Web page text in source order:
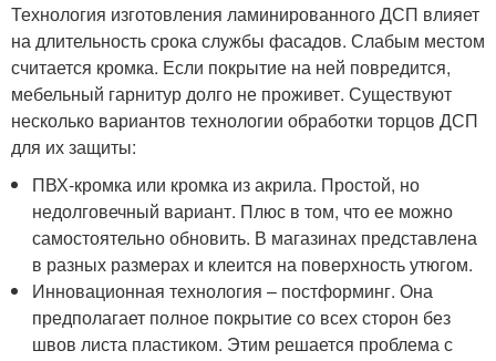
Технология изготовления ламинированного ДСП влияет
на длительность срока службы фасадов. Слабым местом
считается кромка. Если покрытие на ней повредится,
мебельный гарнитур долго не проживет. Существуют
несколько вариантов технологии обработки торцов ДСП
для их защиты:
ПВХ-кромка или кромка из акрила. Простой, но
недолговечный вариант. Плюс в том, что ее можно
самостоятельно обновить. В магазинах представлена
в разных размерах и клеится на поверхность утюгом.
Инновационная технология – постформинг. Она
предполагает полное покрытие со всех сторон без
швов листа пластиком. Этим решается проблема с